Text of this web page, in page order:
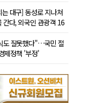
대구] 동성로 지나쳐
간다, 외국인 관광객 16
도 잘못했다"…국민 절
제정책 '부정'